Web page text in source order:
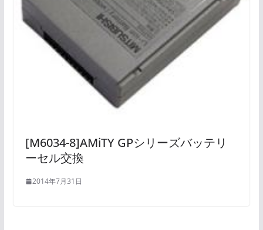
[M6034-8]AMiTY GPシリーズバッテリ
ーセル交換
2014年7月31日